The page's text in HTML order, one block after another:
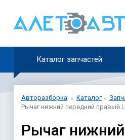
Каталог запчастей
Авторазборка Каталог
Рычаг нижний передний правый
Рычаг